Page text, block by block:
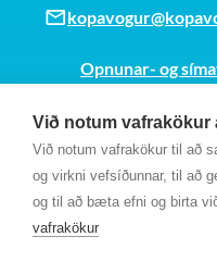
Við notum vafrakökur
Við notum vafrakökur til að
og virkni vefsíðunnar, til að
og til að bæta efni og birta
vafrakökur
Opnunar- og
Kt. 700169-3759
Fundarmannagátt